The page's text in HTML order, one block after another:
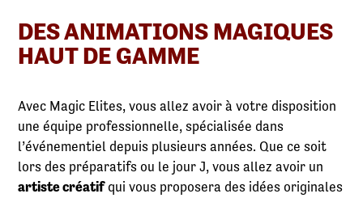
DES ANIMATIONS MAGIQUES
HAUT DE GAMME
Avec Magic Elites, vous allez avoir à votre disposition
une équipe professionnelle, spécialisée dans
l’événementiel depuis plusieurs années. Que ce soit
lors des préparatifs ou le jour J, vous allez avoir un
artiste créatifqui vous proposera des idées originales